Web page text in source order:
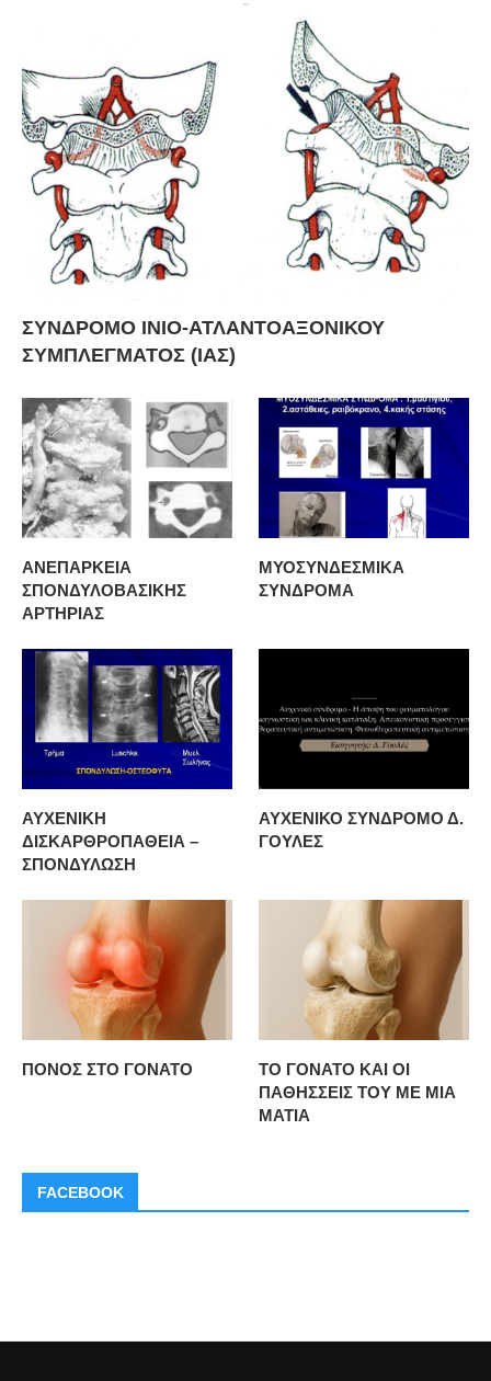
ΣΥΝΔΡΟΜΟ ΙΝΙΟ-ΑΤΛΑΝΤΟΑΞΟΝΙΚΟΥ
ΣΥΜΠΛΕΓΜΑΤΟΣ (ΙΑΣ)
ΑΝΕΠΑΡΚΕΙΑ
ΣΠΟΝΔΥΛΟΒΑΣΙΚΗΣ
ΑΡΤΗΡΙΑΣ
ΜΥΟΣΥΝΔΕΣΜΙΚΑ
ΣΥΝΔΡΟΜΑ
ΑΥΧΕΝΙΚΗ
ΔΙΣΚΑΡΘΡΟΠΑΘΕΙΑ –
ΣΠΟΝΔΥΛΩΣΗ
ΑΥΧΕΝΙΚΟ ΣΥΝΔΡΟΜΟ Δ.
ΓΟΥΛΕΣ
ΠΟΝΟΣ ΣΤΟ ΓΟΝΑΤΟ
ΤΟ ΓΟΝΑΤΟ ΚΑΙ ΟΙ
ΠΑΘΗΣΣΕΙΣ ΤΟΥ ΜΕ ΜΙΑ
ΜΑΤΙΑ
FACEBOOK